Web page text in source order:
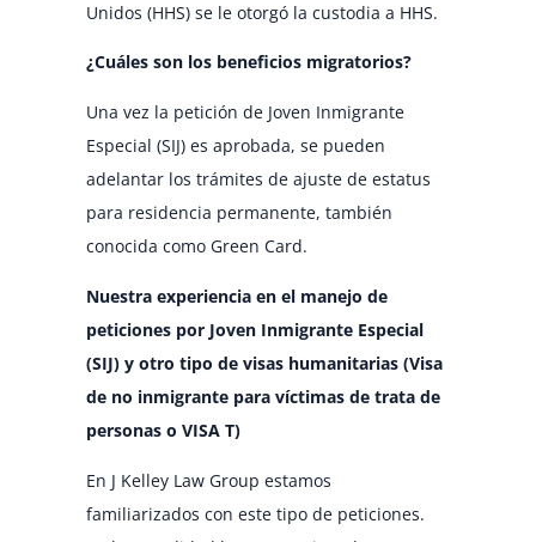
Unidos (HHS) se le otorgó la custodia a HHS.
¿Cuáles son los beneficios migratorios?
Una vez la petición de Joven Inmigrante
Especial (SIJ) es aprobada, se pueden
adelantar los trámites de ajuste de estatus
para residencia permanente, también
conocida como Green Card.
Nuestra experiencia en el manejo de
peticiones por Joven Inmigrante Especial
(SIJ) y otro tipo de visas humanitarias (Visa
de no inmigrante para víctimas de trata de
personas o VISA T)
En J Kelley Law Group estamos
familiarizados con este tipo de peticiones.